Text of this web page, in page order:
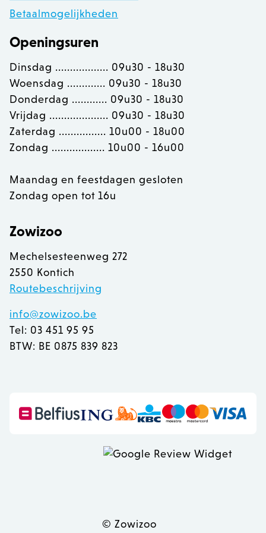
Betaalmogelijkheden
Openingsuren
Dinsdag .................. 09u30 - 18u30
Woensdag ............. 09u30 - 18u30
Donderdag ............ 09u30 - 18u30
Vrijdag .................... 09u30 - 18u30
Zaterdag ................ 10u00 - 18u00
Zondag .................. 10u00 - 16u00
Maandag en feestdagen gesloten
Zondag open tot 16u
Zowizoo
Mechelsesteenweg 272
2550 Kontich
Routebeschrijving
info@zowizoo.be
Tel: 03 451 95 95
BTW: BE 0875 839 823
© Zowizoo
section_data_ids
OptanonConsent
recently_viewed_product
Adobe Inc.
www.zowizoo.be
mage-messages
Adobe Inc.
www.zowizoo.be